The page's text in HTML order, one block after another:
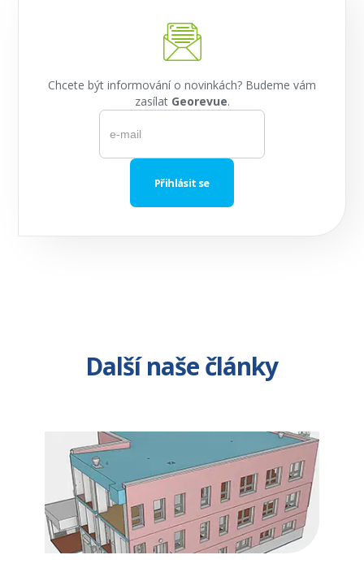
Chcete být informování o novinkách? Budeme vám
zasílat Georevue.
Další naše články